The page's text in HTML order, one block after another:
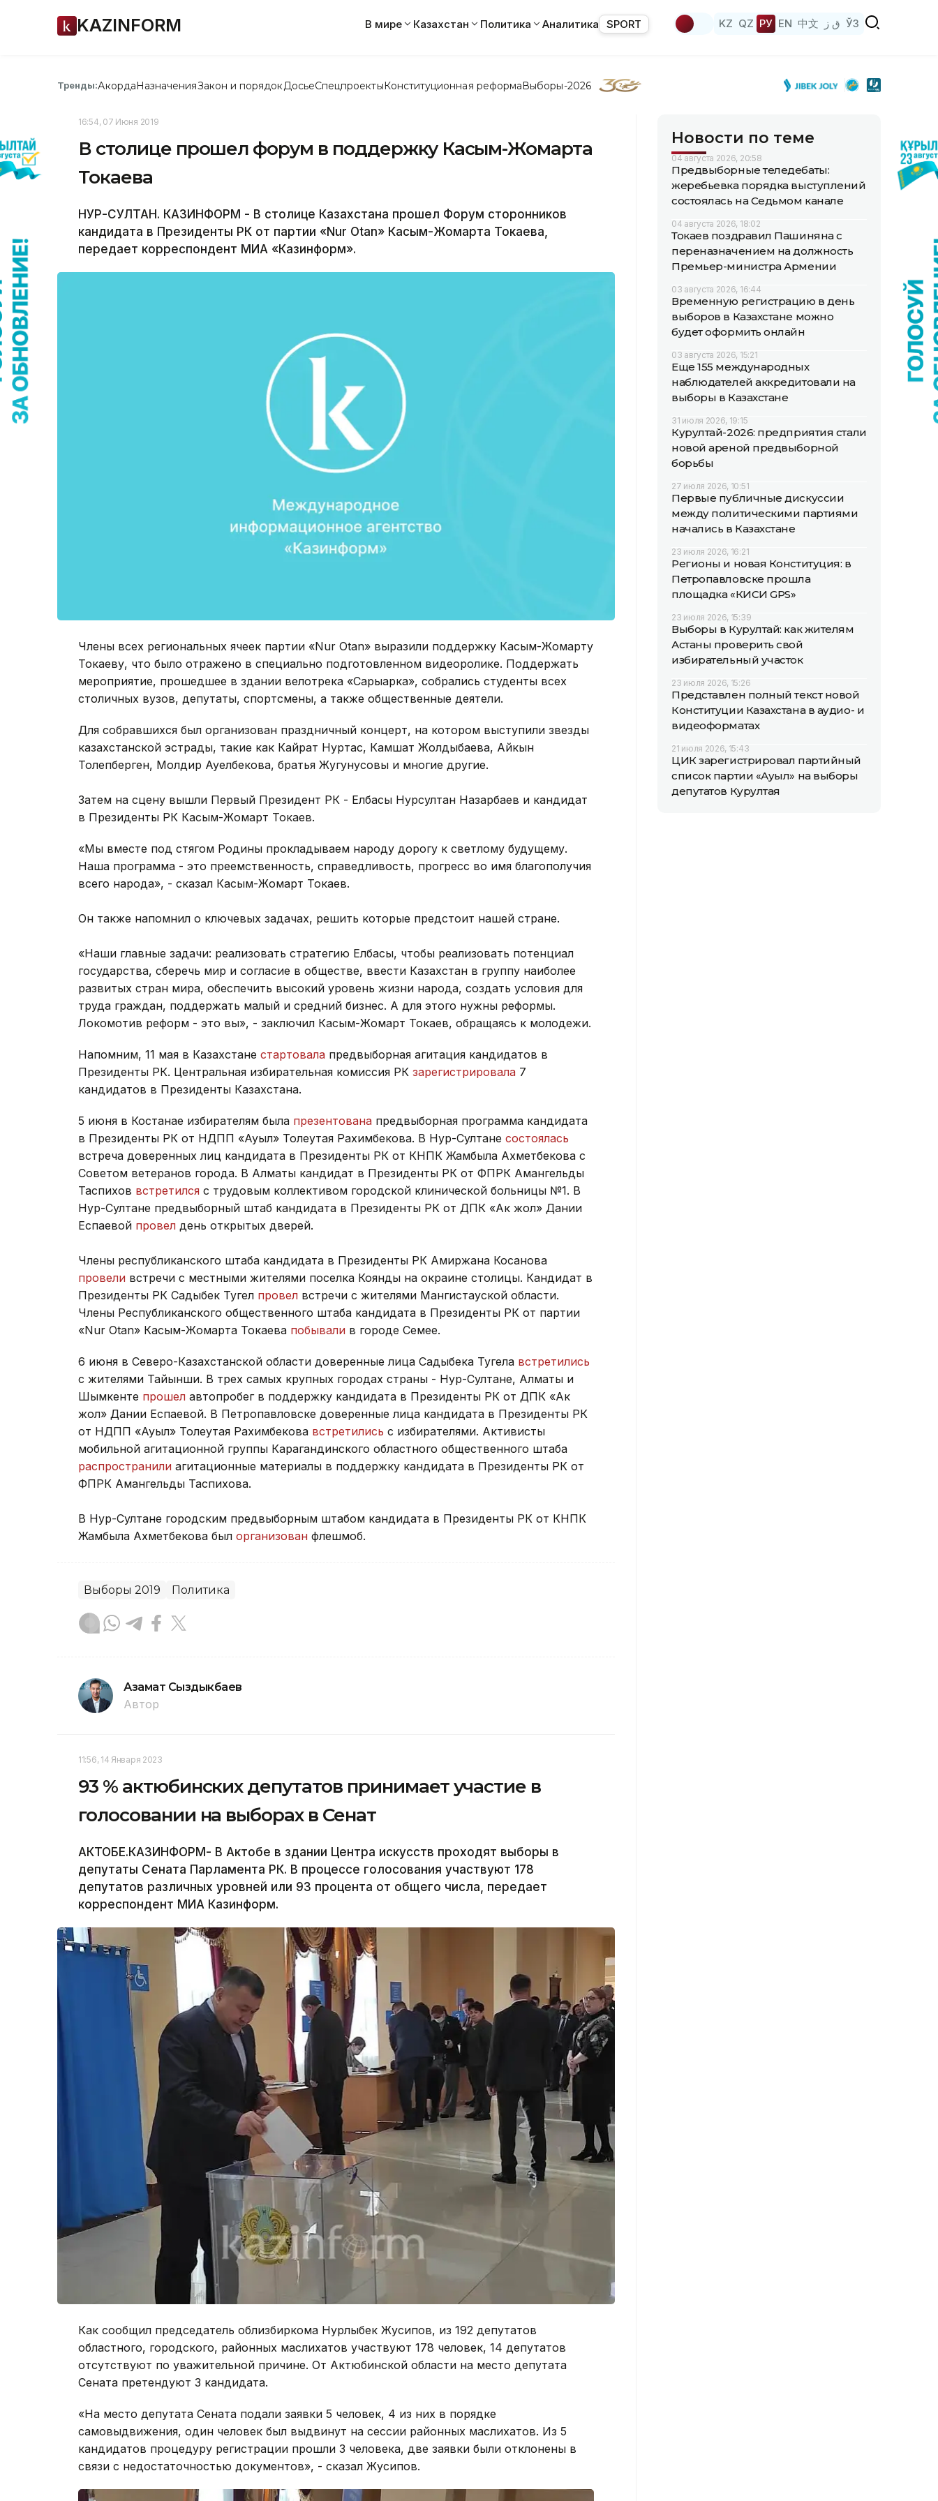
KAZINFORM В мире Казахстан Политика Аналитика SPORT KZ QZ РУ EN 中文 ق ز ЎЗ
Тренды:АкордаНазначенияЗакон и порядок ДосьеСпецпроектыКонституционная реформаВыборы-2026
16:54, 07 Июня 2019
В столице прошел форум в поддержку Касым-Жомарта
Токаева
НУР-СУЛТАН. КАЗИНФОРМ - В столице Казахстана прошел Форум сторонников
кандидата в Президенты РК от партии «Nur Otan» Касым-Жомарта Токаева,
передает корреспондент МИА «Казинформ».
Члены всех региональных ячеек партии «Nur Otan» выразили поддержку Касым-Жомарту
Токаеву, что было отражено в специально подготовленном видеоролике. Поддержать
мероприятие, прошедшее в здании велотрека «Сарыарка», собрались студенты всех
столичных вузов, депутаты, спортсмены, а также общественные деятели.
Для собравшихся был организован праздничный концерт, на котором выступили звезды
казахстанской эстрады, такие как Кайрат Нуртас, Камшат Жолдыбаева, Айкын
Толепберген, Молдир Ауелбекова, братья Жугунусовы и многие другие.
Затем на сцену вышли Первый Президент РК - Елбасы Нурсултан Назарбаев и кандидат
в Президенты РК Касым-Жомарт Токаев.
«Мы вместе под стягом Родины прокладываем народу дорогу к светлому будущему.
Наша программа - это преемственность, справедливость, прогресс во имя благополучия
всего народа», - сказал Касым-Жомарт Токаев.
Он также напомнил о ключевых задачах, решить которые предстоит нашей стране.
«Наши главные задачи: реализовать стратегию Елбасы, чтобы реализовать потенциал
государства, сберечь мир и согласие в обществе, ввести Казахстан в группу наиболее
развитых стран мира, обеспечить высокий уровень жизни народа, создать условия для
труда граждан, поддержать малый и средний бизнес. А для этого нужны реформы.
Локомотив реформ - это вы», - заключил Касым-Жомарт Токаев, обращаясь к молодежи.
Напомним, 11 мая в Казахстане стартовала предвыборная агитация кандидатов в
Президенты РК. Центральная избирательная комиссия РК зарегистрировала 7
кандидатов в Президенты Казахстана.
5 июня в Костанае избирателям была презентована предвыборная программа кандидата
в Президенты РК от НДПП «Ауыл» Толеутая Рахимбекова. В Нур-Султане состоялась
встреча доверенных лиц кандидата в Президенты РК от КНПК Жамбыла Ахметбекова с
Советом ветеранов города. В Алматы кандидат в Президенты РК от ФПРК Амангельды
Таспихов встретился с трудовым коллективом городской клинической больницы №1. В
Нур-Султане предвыборный штаб кандидата в Президенты РК от ДПК «Ак жол» Дании
Еспаевой провел день открытых дверей.
Члены республиканского штаба кандидата в Президенты РК Амиржана Косанова
провели встречи с местными жителями поселка Коянды на окраине столицы. Кандидат в
Президенты РК Садыбек Тугел провел встречи с жителями Мангистауской области.
Члены Республиканского общественного штаба кандидата в Президенты РК от партии
«Nur Otan» Касым-Жомарта Токаева побывали в городе Семее.
6 июня в Северо-Казахстанской области доверенные лица Садыбека Тугела встретились
с жителями Тайынши. В трех самых крупных городах страны - Нур-Султане, Алматы и
Шымкенте прошел автопробег в поддержку кандидата в Президенты РК от ДПК «Ак
жол» Дании Еспаевой. В Петропавловске доверенные лица кандидата в Президенты РК
от НДПП «Ауыл» Толеутая Рахимбекова встретились с избирателями. Активисты
мобильной агитационной группы Карагандинского областного общественного штаба
распространили агитационные материалы в поддержку кандидата в Президенты РК от
ФПРК Амангельды Таспихова.
В Нур-Султане городским предвыборным штабом кандидата в Президенты РК от КНПК
Жамбыла Ахметбекова был организован флешмоб.
Выборы 2019 Политика
Азамат Сыздыкбаев
Автор
11:56, 14 Января 2023
93 % актюбинских депутатов принимает участие в
голосовании на выборах в Сенат
АКТОБЕ.КАЗИНФОРМ- В Актобе в здании Центра искусств проходят выборы в
депутаты Сената Парламента РК. В процессе голосования участвуют 178
депутатов различных уровней или 93 процента от общего числа, передает
корреспондент МИА Казинформ.
Как сообщил председатель облизбиркома Нурлыбек Жусипов, из 192 депутатов
областного, городского, районных маслихатов участвуют 178 человек, 14 депутатов
отсутствуют по уважительной причине. От Актюбинской области на место депутата
Сената претендуют 3 кандидата.
«На место депутата Сената подали заявки 5 человек, 4 из них в порядке
самовыдвижения, один человек был выдвинут на сессии районных маслихатов. Из 5
кандидатов процедуру регистрации прошли 3 человека, две заявки были отклонены в
связи с недостаточностью документов», - сказал Жусипов.
Новости по теме
04 августа 2026, 20:58
Предвыборные теледебаты:
жеребьевка порядка выступлений
состоялась на Седьмом канале
04 августа 2026, 18:02
Токаев поздравил Пашиняна с
переназначением на должность
Премьер-министра Армении
03 августа 2026, 16:44
Временную регистрацию в день
выборов в Казахстане можно
будет оформить онлайн
03 августа 2026, 15:21
Еще 155 международных
наблюдателей аккредитовали на
выборы в Казахстане
31 июля 2026, 19:15
Курултай-2026: предприятия стали
новой ареной предвыборной
борьбы
27 июля 2026, 10:51
Первые публичные дискуссии
между политическими партиями
начались в Казахстане
23 июля 2026, 16:21
Регионы и новая Конституция: в
Петропавловске прошла
площадка «КИСИ GPS»
23 июля 2026, 15:39
Выборы в Курултай: как жителям
Астаны проверить свой
избирательный участок
23 июля 2026, 15:26
Представлен полный текст новой
Конституции Казахстана в аудио- и
видеоформатах
21 июля 2026, 15:43
ЦИК зарегистрировал партийный
список партии «Ауыл» на выборы
депутатов Курултая